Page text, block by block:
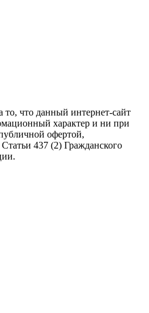
что данный интернет-сайт
характер и ни при
офертой,
437 (2) Гражданского